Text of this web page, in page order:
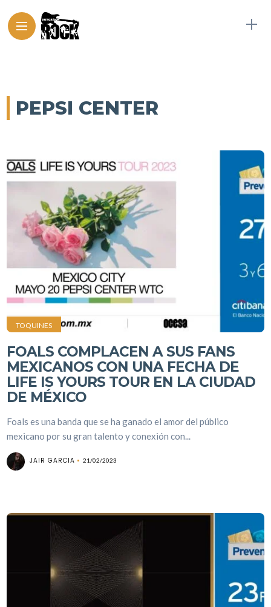
PEPSI CENTER
TOQUINES
FOALS COMPLACEN A SUS FANS
MEXICANOS CON UNA FECHA DE
LIFE IS YOURS TOUR EN LA CIUDAD
DE MÉXICO
Foals es una banda que se ha ganado el amor del público
mexicano por su gran talento y conexión con...
JAIR GARCIA 21/02/2023